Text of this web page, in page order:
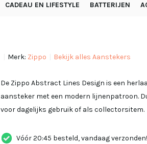
CADEAU EN LIFESTYLE BATTERIJEN
Merk: Zippo Bekijk alles Aanstekers
De Zippo Abstract Lines Design is een
aansteker met een modern lijnenpatroon.
voor dagelijks gebruik of als collectorsitem.
Vóór 20:45 besteld, vandaag